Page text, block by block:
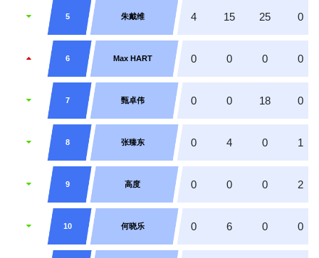
5 朱戴维 4 15 25 0
6 Max HART 0 0 0 0
7 甄卓伟 0 0 18 0
8 张臻东 0 4 0 1
9 高度 0 0 0 2
10 何晓乐 0 6 0 0